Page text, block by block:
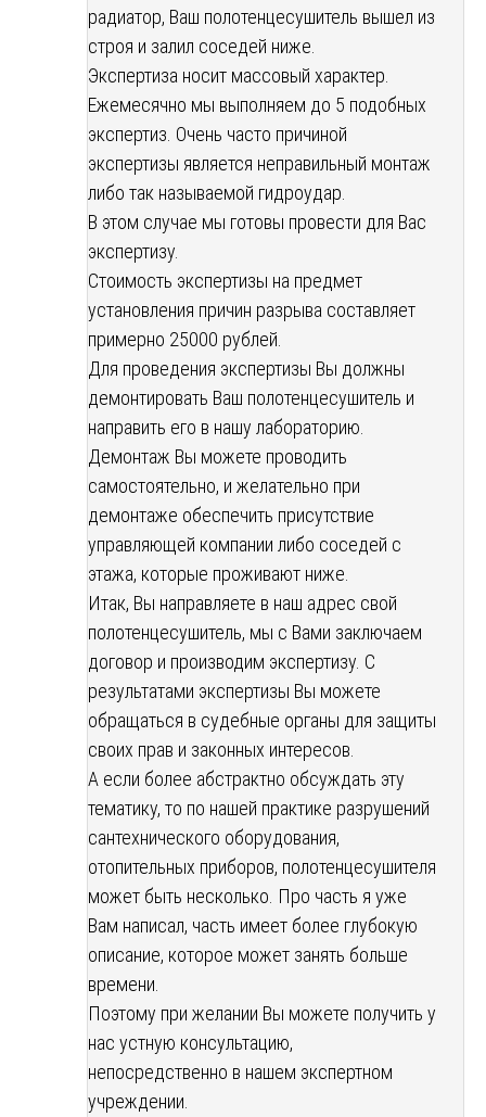
радиатор, Ваш полотенцесушитель вышел из
строя и залил соседей ниже.
Экспертиза носит массовый характер.
Ежемесячно мы выполняем до 5 подобных
экспертиз. Очень часто причиной
экспертизы является неправильный монтаж
либо так называемой гидроудар.
В этом случае мы готовы провести для Вас
экспертизу.
Стоимость экспертизы на предмет
установления причин разрыва составляет
примерно 25000 рублей.
Для проведения экспертизы Вы должны
демонтировать Ваш полотенцесушитель и
направить его в нашу лабораторию.
Демонтаж Вы можете проводить
самостоятельно, и желательно при
демонтаже обеспечить присутствие
управляющей компании либо соседей с
этажа, которые проживают ниже.
Итак, Вы направляете в наш адрес свой
полотенцесушитель, мы с Вами заключаем
договор и производим экспертизу. С
результатами экспертизы Вы можете
обращаться в судебные органы для защиты
своих прав и законных интересов.
А если более абстрактно обсуждать эту
тематику, то по нашей практике разрушений
сантехнического оборудования,
отопительных приборов, полотенцесушителя
может быть несколько. Про часть я уже
Вам написал, часть имеет более глубокую
описание, которое может занять больше
времени.
Поэтому при желании Вы можете получить у
нас устную консультацию,
непосредственно в нашем экспертном
учреждении.